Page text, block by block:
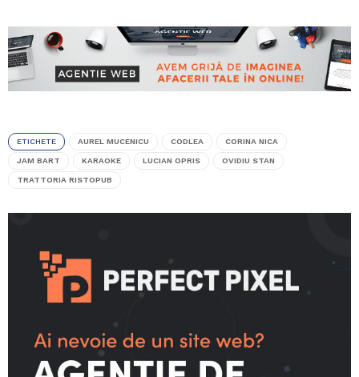
ETICHETE AUREL MUCENICU CODLEA CORINA NICA
JAM BART KARAOKE LUCIAN OPRIS OVIDIU STAN
TRATTORIA RISTOPUB